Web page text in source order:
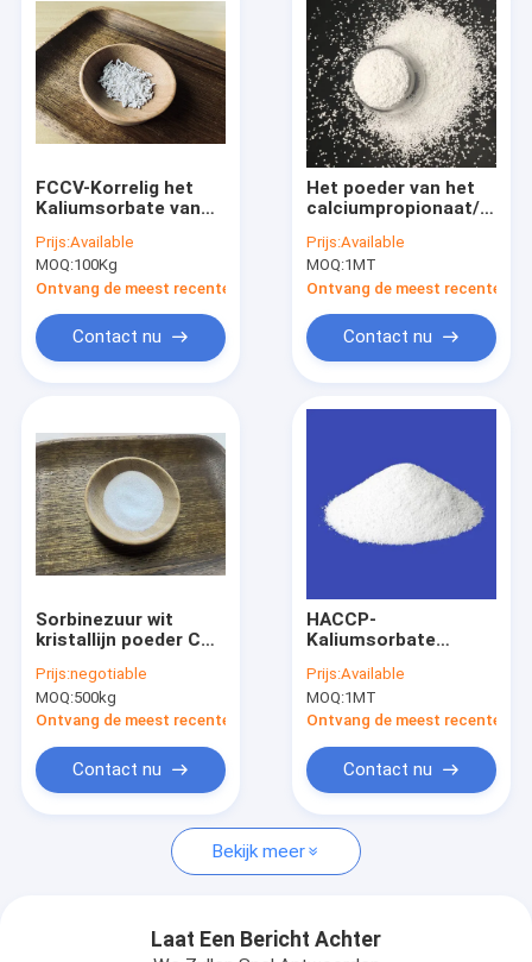
Ongeveer ons
FCCV-Korrelig het
Kaliumsorbate van
Prijs:Available
MOQ:100Kg
Ontvang de meest recente Prijs
Contact nu
Het poeder van het
calciumpropionaat/de
Bewaarmiddelenpremie
van de Voedselrang
rang CAS 4075-81-4
Prijs:Available
MOQ:1MT
Ontvang de meest recente
Contact nu
Sorbinezuur wit
kristallijn poeder CAS
Bewarende
Vorminhibitor
Prijs:negotiable
MOQ:500kg
Ontvang de meest recente Prijs
Contact nu
HACCP-
Kaliumsorbate
Prijs:Available
MOQ:1MT
Ontvang de meest recente
Contact nu
Bekijk meer
Laat Een Bericht Achter